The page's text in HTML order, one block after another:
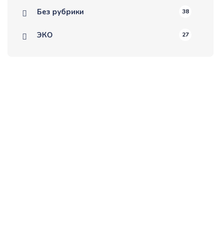
Без рубрики 38
ЭКО 27